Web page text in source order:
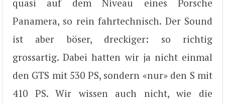
quasi auf dem Niveau eines Porsche
Panamera, so rein fahrtechnisch. Der Sound
ist aber böser, dreckiger: so richtig
grossartig. Dabei hatten wir ja nicht einmal
den GTS mit 530 PS, sondern «nur» den S mit
410 PS. Wir wissen auch nicht, wie die